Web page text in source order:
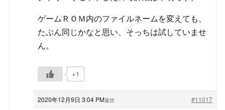
ゲームＲＯＭ内のファイルネームを変えても、
たぶん同じかなと思い、そっちは試していませ
ん。
+1
2020年12月9日 3:04 PM #11017
返信